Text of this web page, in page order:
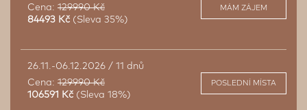
Cena: 129990 Kč
84493 Kč (Sleva 35%)
MÁM ZÁJEM
26.11.-06.12.2026 / 11 dnů
Cena: 129990 Kč
106591 Kč (Sleva 18%)
POSLEDNÍ MÍSTA